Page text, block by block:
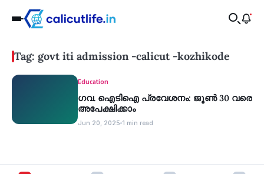
Tag: govt iti admission -calicut -kozhikode
Education
ഗവ. ഐടിഐ പ്രവേശനം: ജൂണ്‍ 30 വരെ
അപേക്ഷിക്കാം
Jun 20, 2025 1 min read